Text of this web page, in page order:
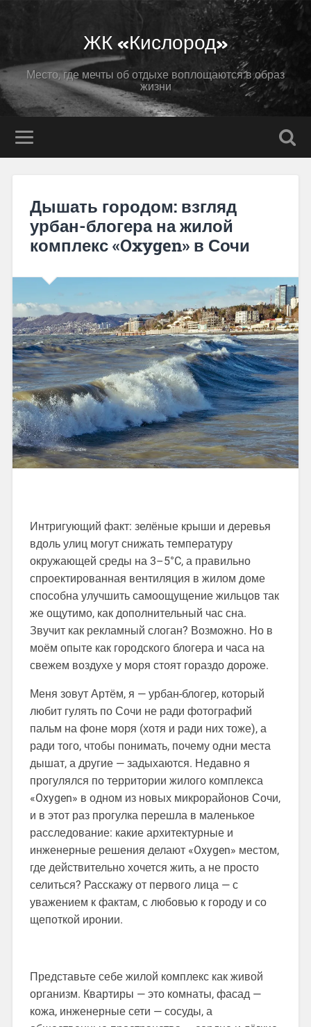
ЖК «Кислород»
Место, где мечты об отдыхе воплощаются в образ
жизни
Дышать городом: взгляд
урбан-блогера на жилой
комплекс «Oxygen» в Сочи
Интригующий факт: зелёные крыши и деревья
вдоль улиц могут снижать температуру
окружающей среды на 3–5°C, а правильно
спроектированная вентиляция в жилом доме
способна улучшить самоощущение жильцов так
же ощутимо, как дополнительный час сна.
Звучит как рекламный слоган? Возможно. Но в
моём опыте как городского блогера и часа на
свежем воздухе у моря стоят гораздо дороже.
Меня зовут Артём, я — урбан-блогер, который
любит гулять по Сочи не ради фотографий
пальм на фоне моря (хотя и ради них тоже), а
ради того, чтобы понимать, почему одни места
дышат, а другие — задыхаются. Недавно я
прогулялся по территории жилого комплекса
«Oxygen» в одном из новых микрорайонов Сочи,
и в этот раз прогулка перешла в маленькое
расследование: какие архитектурные и
инженерные решения делают «Oxygen» местом,
где действительно хочется жить, а не просто
селиться? Расскажу от первого лица — с
уважением к фактам, с любовью к городу и со
щепоткой иронии.
Представьте себе жилой комплекс как живой
организм. Квартиры — это комнаты, фасад —
кожа, инженерные сети — сосуды, а